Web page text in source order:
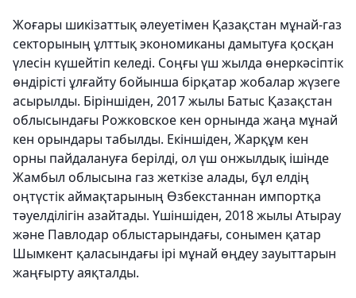
Жоғары шикізаттық әлеуетімен Қазақстан мұнай-газ
секторының ұлттық экономиканы дамытуға қосқан
үлесін күшейтіп келеді. Соңғы үш жылда өнеркәсіптік
өндірісті ұлғайту бойынша бірқатар жобалар жүзеге
асырылды. Біріншіден, 2017 жылы Батыс Қазақстан
облысындағы Рожковское кен орнында жаңа мұнай
кен орындары табылды. Екіншіден, Жарқұм кен
орны пайдалануға берілді, ол үш онжылдық ішінде
Жамбыл облысына газ жеткізе алады, бұл елдің
оңтүстік аймақтарының Өзбекстаннан импортқа
тәуелділігін азайтады. Үшіншіден, 2018 жылы Атырау
және Павлодар облыстарындағы, сонымен қатар
Шымкент қаласындағы ірі мұнай өңдеу зауыттарын
жаңғырту аяқталды.